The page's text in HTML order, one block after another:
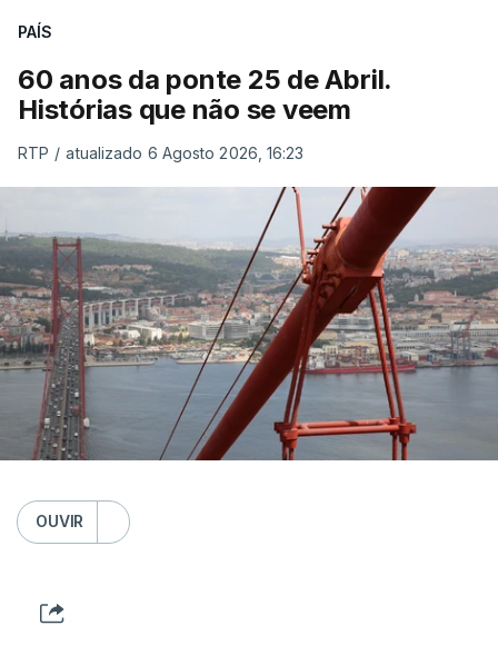
PAÍS
60 anos da ponte 25 de Abril.
Histórias que não se veem
RTP / atualizado 6 Agosto 2026, 16:23
OUVIR